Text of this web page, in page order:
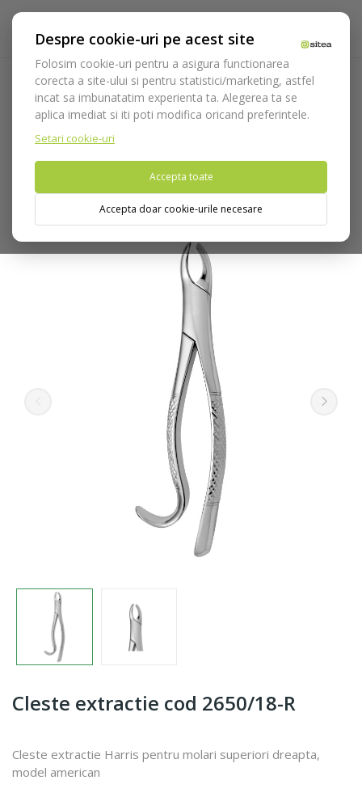
Despre cookie-uri pe acest site
Folosim cookie-uri pentru a asigura functionarea
corecta a site-ului si pentru statistici/marketing, astfel
incat sa imbunatatim experienta ta. Alegerea ta se
aplica imediat si iti poti modifica oricand preferintele.
Setari cookie-uri
Accepta toate
Accepta doar cookie-urile necesare
Acasa Instrumentar
Chirurgie si implantologie
Instrumentar extractie
Clesti Molari
Cleste extractie cod
2650/18-R
Nu puteti plasa comenzi din tara din care accesati website-ul
(United States).
Cleste extractie cod 2650/18-R
Cleste extractie Harris pentru molari superiori dreapta,
model american